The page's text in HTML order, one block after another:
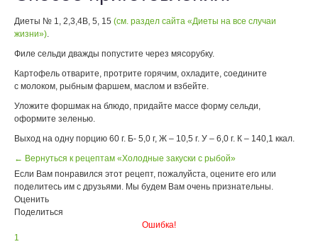
Диеты № 1, 2,3,4В, 5, 15 (см. раздел сайта «Диеты на все случаи
жизни»)
Филе сельди дважды попустите через мясорубку.
Картофель отварите, протрите горячим, охладите, соедините
с молоком, рыбным фаршем, маслом и взбейте.
Уложите форшмак на блюдо, придайте массе форму сельди,
оформите зеленью.
Выход на одну порцию 60 г. Б- 5,0 г, Ж – 10,5 г. У – 6,0 г. К – 140,1 ккал.
← Вернуться к рецептам «Холодные закуски с рыбой»
Если Вам понравился этот рецепт, пожалуйста, оцените его или
поделитесь им с друзьями. Мы будем Вам очень признательны.
Оценить
Поделиться
Ошибка!
1